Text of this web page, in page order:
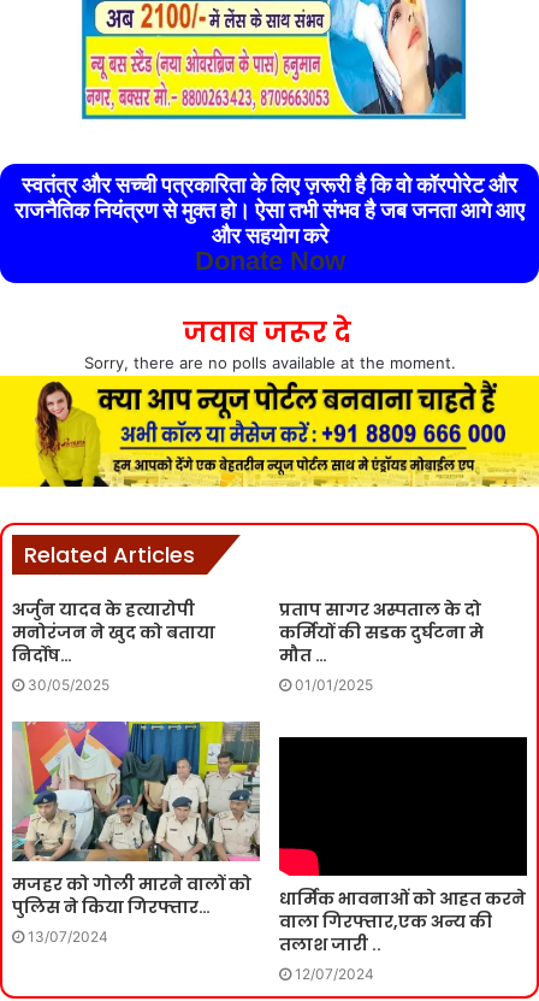
स्वतंत्र और सच्ची पत्रकारिता के लिए ज़रूरी है कि वो कॉरपोरेट और
राजनैतिक नियंत्रण से मुक्त हो। ऐसा तभी संभव है जब जनता आगे आए
और सहयोग करे
Donate Now
जवाब जरूर दे
Sorry, there are no polls available at the moment.
Related Articles
अर्जुन यादव के हत्यारोपी
मनोरंजन ने खुद को बताया
निर्दोष…
30/05/2025
प्रताप सागर अस्पताल के दो
कर्मियों की सडक दुर्घटना मे
मौत …
01/01/2025
मजहर को गोली मारने वालों को
पुलिस ने किया गिरफ्तार…
13/07/2024
धार्मिक भावनाओं को आहत करने
वाला गिरफ्तार,एक अन्य की
तलाश जारी ..
12/07/2024